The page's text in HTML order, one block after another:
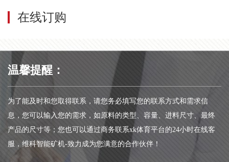
在线订购
温馨提醒：
为了能及时和您取得联系，请您务必填写您的联系方式和需求信
息，您可以输入您的需求，如原料的类型、容量、进料尺寸、最终
产品的尺寸等；您也可以通过商务联系xk体育平台的24小时在线客
服，维科智能矿机-致力成为您满意的合作伙伴！